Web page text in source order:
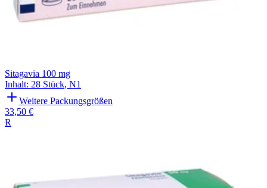
Sitagavia 100 mg
Inhalt: 28 Stück, N1
Weitere Packungsgrößen
33,50 €
R